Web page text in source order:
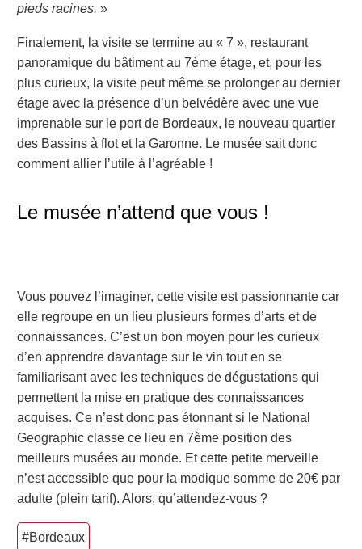
pieds racines. »
Finalement, la visite se termine au « 7 », restaurant
panoramique du bâtiment au 7ème étage, et, pour les
plus curieux, la visite peut même se prolonger au dernier
étage avec la présence d’un belvédère avec une vue
imprenable sur le port de Bordeaux, le nouveau quartier
des Bassins à flot et la Garonne. Le musée sait donc
comment allier l’utile à l’agréable !
Le musée n’attend que vous !
Vous pouvez l’imaginer, cette visite est passionnante car
elle regroupe en un lieu plusieurs formes d’arts et de
connaissances. C’est un bon moyen pour les curieux
d’en apprendre davantage sur le vin tout en se
familiarisant avec les techniques de dégustations qui
permettent la mise en pratique des connaissances
acquises. Ce n’est donc pas étonnant si le National
Geographic classe ce lieu en 7ème position des
meilleurs musées au monde. Et cette petite merveille
n’est accessible que pour la modique somme de 20€ par
adulte (plein tarif). Alors, qu’attendez-vous ?
#Bordeaux